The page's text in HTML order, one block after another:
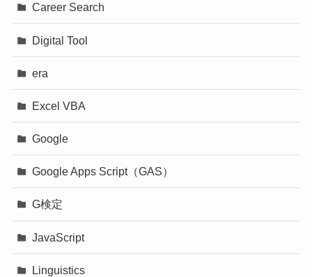
Career Search
Digital Tool
era
Excel VBA
Google
Google Apps Script（GAS）
G検定
JavaScript
Linguistics